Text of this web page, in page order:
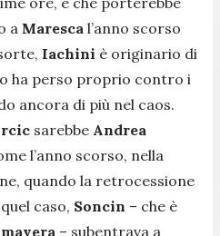
a Maresca l’anno scorso
Iachini è originario di
ha perso proprio contro i
ancora di più nel caos.
sarebbe Andrea
l’anno scorso, nella
quando la retrocessione
caso, Soncin – che è
– subentrava a